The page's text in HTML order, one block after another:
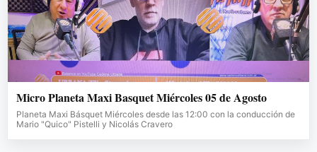
Micro Planeta Maxi Basquet Miércoles 05 de Agosto
Planeta Maxi Básquet Miércoles desde las 12:00 con la conducción de
Mario "Quico" Pistelli y Nicolás Cravero